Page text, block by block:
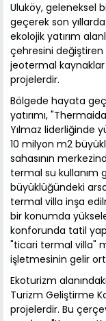
Uluköy, geleneksel
geçerek son
ekolojik yatırım
çehresini
jeotermal
projelerdir.
Bölgede hayata
yatırımı,
Yılmaz liderliğinde
10 milyon m2
sahasının
termal su kullanım
büyüklüğündeki
termal villa inşa
bir konumda
konforunda tatil
"ticari termal villa"
işletmesinin gelir
Ekoturizm
Turizm Geliştirme
projelerdir. Bu